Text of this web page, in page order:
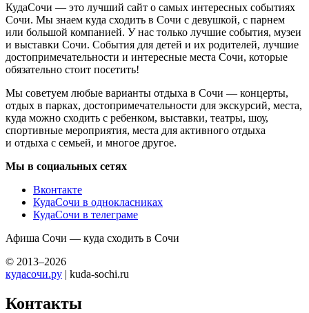
КудаСочи — это лучший сайт о самых интересных событиях
Сочи. Мы знаем куда сходить в Сочи с девушкой, с парнем
или большой компанией. У нас только лучшие события, музеи
и выставки Сочи. События для детей и их родителей, лучшие
достопримечательности и интересные места Сочи, которые
обязательно стоит посетить!
Мы советуем любые варианты отдыха в Сочи — концерты,
отдых в парках, достопримечательности для экскурсий, места,
куда можно сходить с ребенком, выставки, театры, шоу,
спортивные мероприятия, места для активного отдыха
и отдыха с семьей, и многое другое.
Мы в социальных сетях
Вконтакте
КудаСочи в однокласниках
КудаСочи в телеграме
Афиша Сочи — куда сходить в Сочи
© 2013–2026
кудасочи.ру | kuda-sochi.ru
Контакты